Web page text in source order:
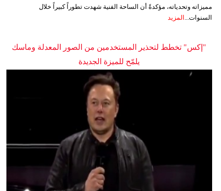
مميزاته وتحدياته، مؤكدةً أن الساحة الفنية شهدت تطوراً كبيراً خلال
السنوات...
المزيد
"إكس" تخطط لتحذير المستخدمين من الصور المعدلة وماسك
يلمّح للميزة الجديدة